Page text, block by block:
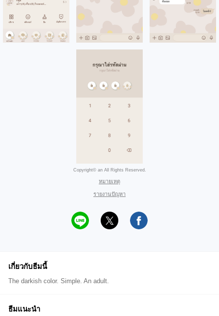
Copyright© an All Rights Reserved.
หมายเหตุ
รายงานปัญหา
เกี่ยวกับธีมนี้
The darkish color. Simple. An adult.
ธีมแนะนำ